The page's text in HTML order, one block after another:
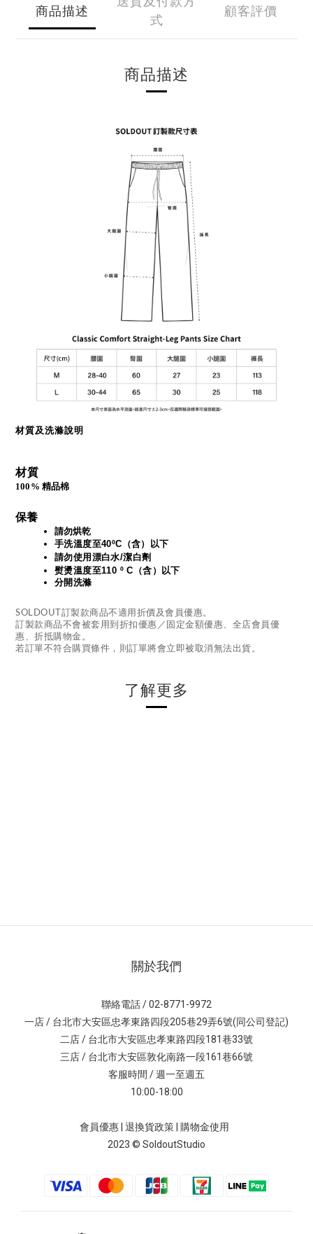
商品描述
式
顧客評價
商品描述
材質及洗滌說明
材質
100% 精品棉
保養
請勿烘乾
手洗溫度至40ºC（含）以下
請勿使用漂白水/潔白劑
熨燙溫度至110 º C（含）以下
分開洗滌
SOLDOUT訂製款商品不適用折價及會員優惠。
訂製款商品不會被套用到折扣優惠／固定金額優惠、全店會員優
惠、折抵購物金。
若訂單不符合購買條件，則訂單將會立即被取消無法出貨。
了解更多
關於我們
聯絡電話 / 02-8771-9972
一店 / 台北市大安區忠孝東路四段205巷29弄6號(同公司登記)
二店 / 台北市大安區忠孝東路四段181巷33號
三店 / 台北市大安區敦化南路一段161巷66號
客服時間 / 週一至週五
10:00-18:00
會員優惠| 退換貨政策| 購物金使用
2023 © SoldoutStudio